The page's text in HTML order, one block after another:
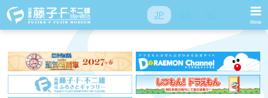
JP
投稿ナビゲーション
前 前の投稿: CAPAポーチM（ドラミ）／L（ドラえもん）
次の投稿: ジャイアンズベースボールシャツ